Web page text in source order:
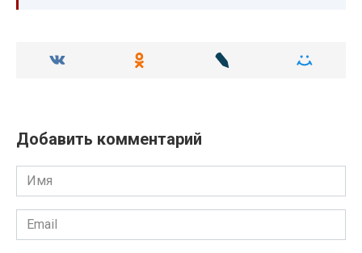
Добавить комментарий
Имя
Email